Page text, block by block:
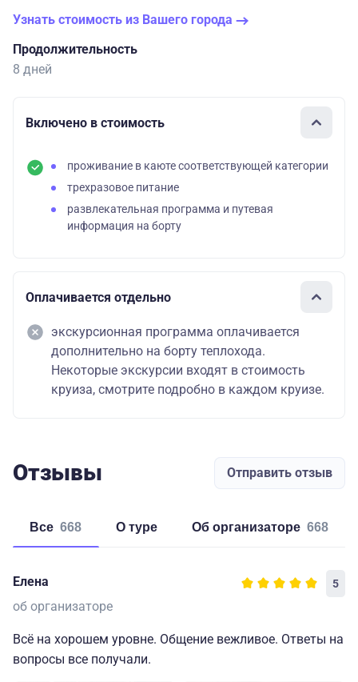
Узнать стоимость из Вашего города
Продолжительность
8 дней
Включено в стоимость
проживание в каюте соответствующей категории
трехразовое питание
развлекательная программа и путевая
информация на борту
Оплачивается отдельно
экскурсионная программа оплачивается
дополнительно на борту теплохода.
Некоторые экскурсии входят в стоимость
круиза, смотрите подробно в каждом круизе.
Отзывы Отправить отзыв
Все 668 о туре об организаторе 668
Елена 5
об организаторе
Всё на хорошем уровне. Общение вежливое. Ответы на
вопросы все получали.